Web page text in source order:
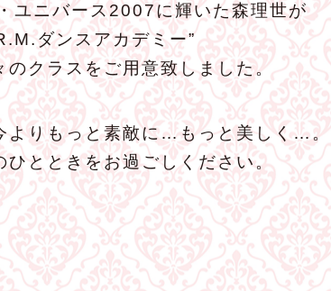
ユニバース2007に輝いた森理世が
ダンスアカデミー”
のクラスをご用意致しました。
よりもっと素敵に…もっと美しく…。
ひとときをお過ごしください。